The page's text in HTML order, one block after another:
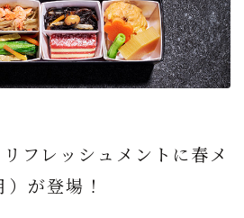
リフレッシュメントに春メ
が登場！